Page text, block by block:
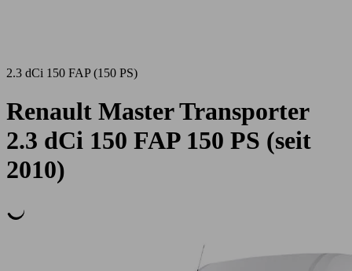
2.3 dCi 150 FAP (150 PS)
Renault Master Transporter
2.3 dCi 150 FAP 150 PS (seit
2010)